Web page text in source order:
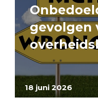
18 juni 2026
gevolgen